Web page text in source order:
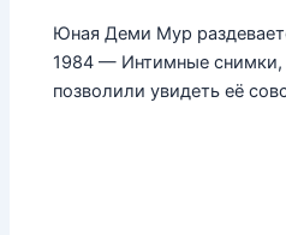
Юная Деми Мур
1984 — Интимные снимки,
позволили увидеть её